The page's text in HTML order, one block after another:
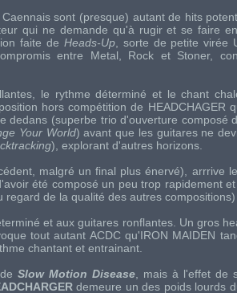
sont (presque) autant de hits
qui ne demande qu'à rugir et se faire
faite de Heads-Up, sorte de petite virée
entre Metal Rock et Stoner,
le rythme déterminé et le chant
hors compétition de HEADCHAGER
dedans (superbe trio d'ouverture composé
Your World) avant que les guitares ne
), explorant d'autres horizons.
malgré un final plus énervé), arrrive
été composé un peu trop rapidement
regard de la qualité des autres compositions)
et aux guitares ronflantes. Un gros
tout autant ACDC qu'IRON MAIDEN
chantant et entrainant.
Slow Motion Disease , mais à l'effet de
demeure un des poids lourds